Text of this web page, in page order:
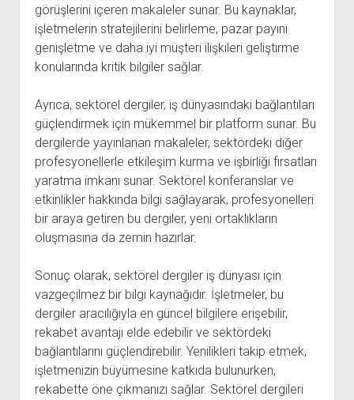
görüşlerini içeren makaleler sunar. Bu kaynaklar,
işletmelerin stratejilerini belirleme, pazar payını
genişletme ve daha iyi müşteri ilişkileri geliştirme
konularında kritik bilgiler sağlar.
Ayrıca, sektörel dergiler, iş dünyasındaki bağlantıları
güçlendirmek için mükemmel bir platform sunar. Bu
dergilerde yayınlanan makaleler, sektördeki diğer
profesyonellerle etkileşim kurma ve işbirliği fırsatları
yaratma imkanı sunar. Sektörel konferanslar ve
etkinlikler hakkında bilgi sağlayarak, profesyonelleri
bir araya getiren bu dergiler, yeni ortaklıkların
oluşmasına da zemin hazırlar.
Sonuç olarak, sektörel dergiler iş dünyası için
vazgeçilmez bir bilgi kaynağıdır. İşletmeler, bu
dergiler aracılığıyla en güncel bilgilere erişebilir,
rekabet avantajı elde edebilir ve sektördeki
bağlantılarını güçlendirebilir. Yenilikleri takip etmek,
işletmenizin büyümesine katkıda bulunurken,
rekabette öne çıkmanızı sağlar. Sektörel dergileri